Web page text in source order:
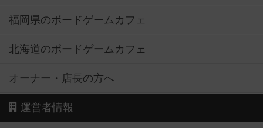
福岡県のボードゲームカフェ
北海道のボードゲームカフェ
オーナー・店長の方へ
運営者情報